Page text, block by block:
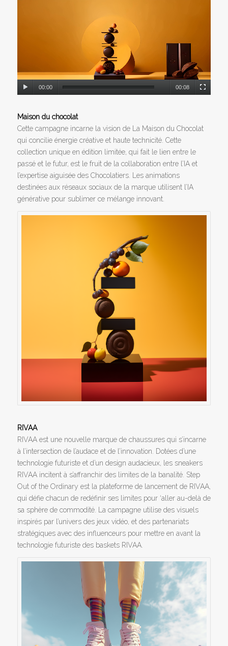
00:00 00:08
Maison du chocolat
Cette campagne incarne la vision de La Maison du Chocolat
qui concilie énergie créative et haute technicité. Cette
collection unique en édition limitée, qui fait le lien entre le
passé et le futur, est le fruit de la collaboration entre l’IA et
l’expertise aiguisée des Chocolatiers. Les animations
destinées aux réseaux sociaux de la marque utilisent l’IA
générative pour sublimer ce mélange innovant.
RIVAA
RIVAA est une nouvelle marque de chaussures qui s’incarne
à l’intersection de l’audace et de l’innovation. Dotées d’une
technologie futuriste et d’un design audacieux, les sneakers
RIVAA incitent à s’affranchir des limites de la banalité. Step
Out of the Ordinary est la plateforme de lancement de RIVAA,
qui défie chacun de redéfinir ses limites pour ‘aller au-delà de
sa sphère de commodité. La campagne utilise des visuels
inspirés par l’univers des jeux vidéo, et des partenariats
stratégiques avec des influenceurs pour mettre en avant la
technologie futuriste des baskets RIVAA.